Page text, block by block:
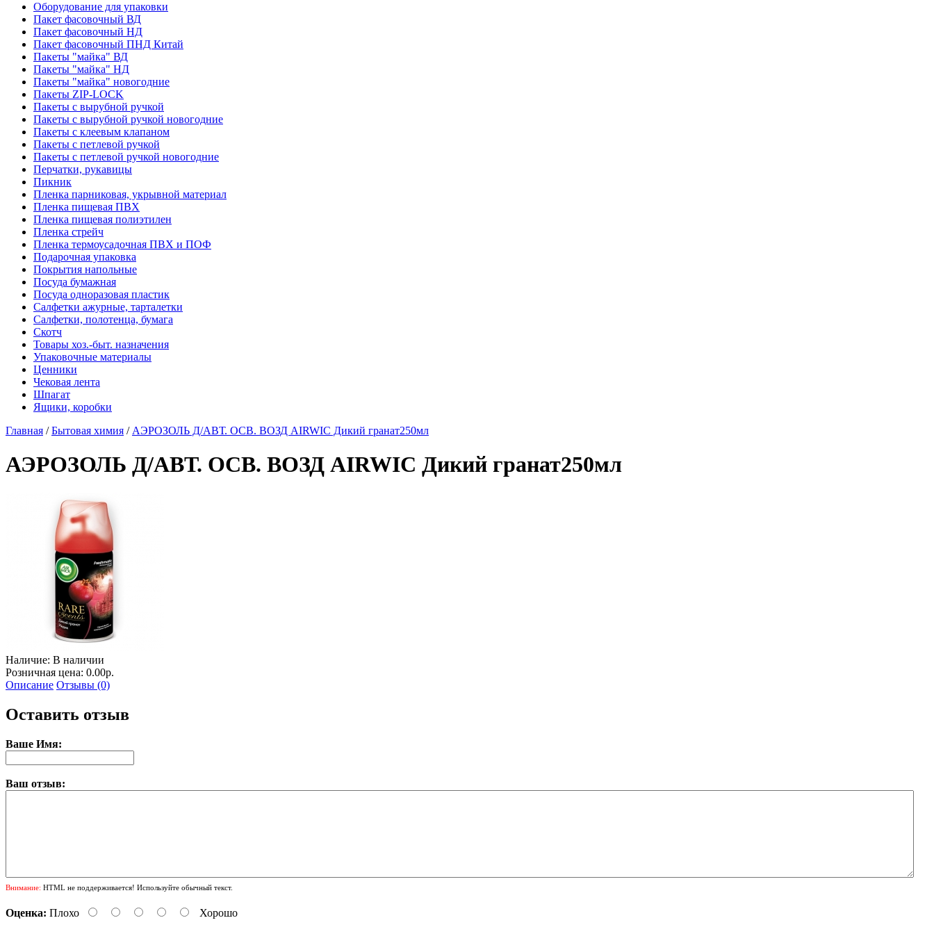
Оборудование для упаковки
Пакет фасовочный ВД
Пакет фасовочный НД
Пакет фасовочный ПНД Китай
Пакеты "майка" ВД
Пакеты "майка" НД
Пакеты "майка" новогодние
Пакеты ZIP-LOCK
Пакеты с вырубной ручкой
Пакеты с вырубной ручкой новогодние
Пакеты с клеевым клапаном
Пакеты с петлевой ручкой
Пакеты с петлевой ручкой новогодние
Перчатки, рукавицы
Пикник
Пленка парниковая, укрывной материал
Пленка пищевая ПВХ
Пленка пищевая полиэтилен
Пленка стрейч
Пленка термоусадочная ПВХ и ПОФ
Подарочная упаковка
Покрытия напольные
Посуда бумажная
Посуда одноразовая пластик
Салфетки ажурные, тарталетки
Салфетки, полотенца, бумага
Скотч
Товары хоз.-быт. назначения
Упаковочные материалы
Ценники
Чековая лента
Шпагат
Ящики, коробки
Главная /Бытовая химия / АЭРОЗОЛЬ Д/АВТ. ОСВ. ВОЗД AIRWIC Дикий гранат250мл
АЭРОЗОЛЬ Д/АВТ. ОСВ. ВОЗД AIRWIC Дикий гранат250мл
Наличие: В наличии
Розничная цена: 0.00р.
Описание Отзывы (0)
Оставить отзыв
Ваше Имя:
Ваш отзыв:
Внимание: HTML не поддерживается! Используйте обычный текст.
Оценка: Плохо Хорошо